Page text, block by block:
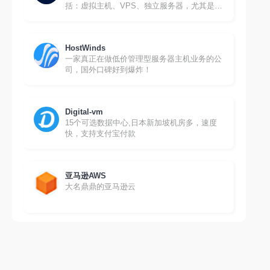
括：虚拟主机、VPS、独立服务器，尤其是
HostWinds
一家真正在做低价管理型服务器主机业务的公
司，国外口碑好到爆炸！
Digital-vm
15个可选数据中心,日本新加坡机房多，速度
快，支持支付宝付款
亚马逊AWS
大名鼎鼎的亚马逊云